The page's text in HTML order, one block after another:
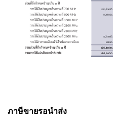
ภาษีขายรอนำส่ง